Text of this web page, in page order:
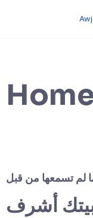
لم تسمعها من قبل
أشرف